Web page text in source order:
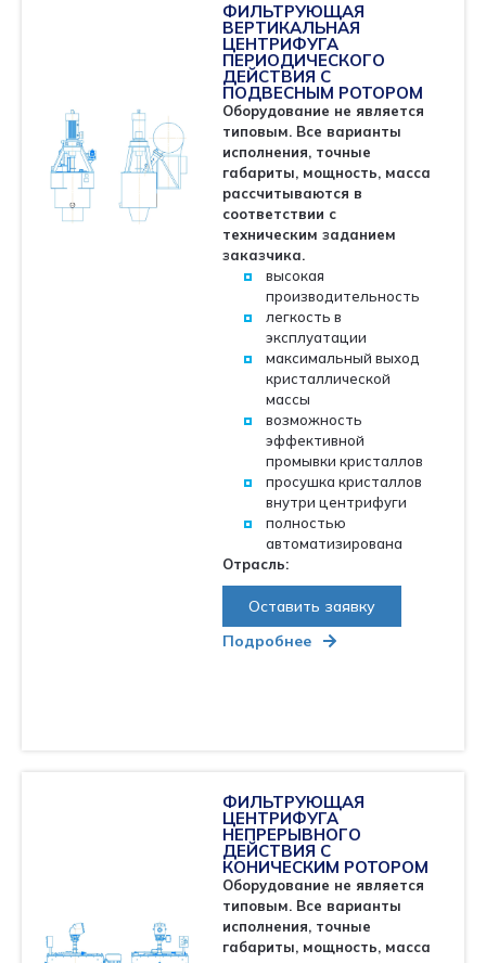
ФИЛЬТРУЮЩАЯ
ВЕРТИКАЛЬНАЯ
ЦЕНТРИФУГА
ПЕРИОДИЧЕСКОГО
ДЕЙСТВИЯ С
ПОДВЕСНЫМ РОТОРОМ
Оборудование не является
типовым. Все варианты
исполнения, точные
габариты, мощность, масса
рассчитываются в
соответствии с
техническим заданием
заказчика.
высокая
производительность
легкость в
эксплуатации
максимальный выход
кристаллической
массы
возможность
эффективной
промывки кристаллов
просушка кристаллов
внутри центрифуги
полностью
автоматизирована
Отрасль:
Оставить заявку
Подробнее
ФИЛЬТРУЮЩАЯ
ЦЕНТРИФУГА
НЕПРЕРЫВНОГО
ДЕЙСТВИЯ С
КОНИЧЕСКИМ РОТОРОМ
Оборудование не является
типовым. Все варианты
исполнения, точные
габариты, мощность, масса